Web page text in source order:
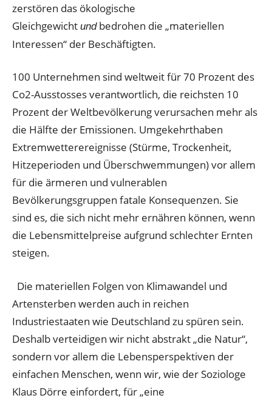
zerstören das ökologische
Gleichgewicht undbedrohen die „materiellen
Interessen“ der Beschäftigten.
100 Unternehmen sind weltweit für 70 Prozent des
Co2-Ausstosses verantwortlich, die reichsten 10
Prozent der Weltbevölkerung verursachen mehr als
die Hälfte der Emissionen. Umgekehrthaben
Extremwetterereignisse (Stürme, Trockenheit,
Hitzeperioden und Überschwemmungen) vor allem
für die ärmeren und vulnerablen
Bevölkerungsgruppen fatale Konsequenzen. Sie
sind es, die sich nicht mehr ernähren können, wenn
die Lebensmittelpreise aufgrund schlechter Ernten
steigen.
Die materiellen Folgen von Klimawandel und
Artensterben werden auch in reichen
Industriestaaten wie Deutschland zu spüren sein.
Deshalb verteidigen wir nicht abstrakt „die Natur“,
sondern vor allem die Lebensperspektiven der
einfachen Menschen, wenn wir, wie der Soziologe
Klaus Dörre einfordert, für „eine